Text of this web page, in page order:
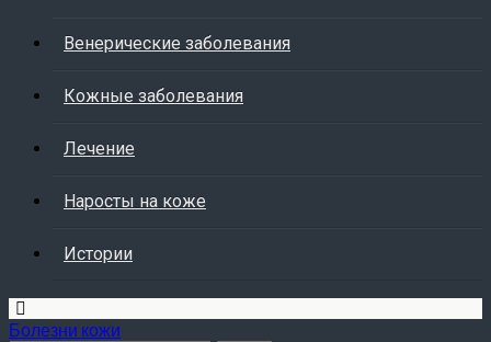
Венерические заболевания
Кожные заболевания
Лечение
Наросты на коже
Истории
Болезни кожи